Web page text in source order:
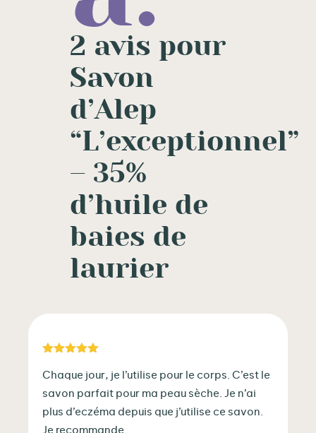
2 avis pour
Savon
d’Alep
“L’exceptionnel”
– 35%
d’huile de
baies de
laurier
sur 5
Chaque jour, je l’utilise pour le corps. C’est le
savon parfait pour ma peau sèche. Je n’ai
plus d’eczéma depuis que j’utilise ce savon.
Je recommande